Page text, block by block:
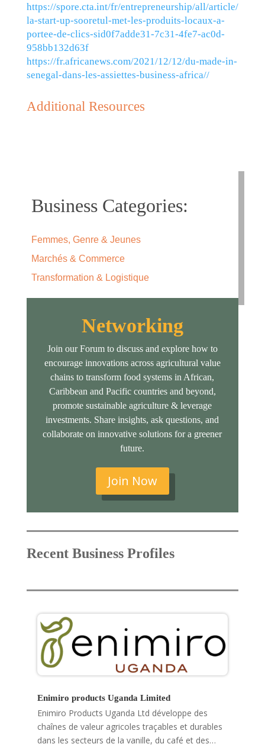
https://spore.cta.int/fr/entrepreneurship/all/article/
la-start-up-sooretul-met-les-produits-locaux-a-
portee-de-clics-sid0f7adde31-7c31-4fe7-ac0d-
958bb132d63f
https://fr.africanews.com/2021/12/12/du-made-in-
senegal-dans-les-assiettes-business-africa//
Additional Resources
Business Categories:
Femmes, Genre & Jeunes
Marchés & Commerce
Transformation & Logistique
Networking
Join our Forum to discuss and explore how to
encourage innovations across agricultural value
chains to transform food systems in African,
Caribbean and Pacific countries and beyond,
promote sustainable agriculture & leverage
investments. Share insights, ask questions, and
collaborate on innovative solutions for a greener
future.
Join Now
Recent Business Profiles
Enimiro products Uganda Limited
Enimiro Products Uganda Ltd développe des
chaînes de valeur agricoles traçables et durables
dans les secteurs de la vanille, du café et des